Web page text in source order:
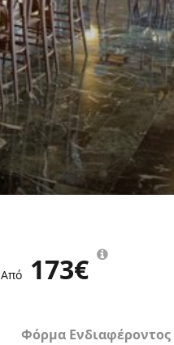
Από 173€
Φόρμα Ενδιαφέροντος